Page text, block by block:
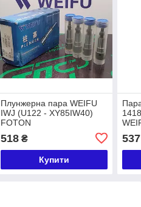
Плунжерна пара WEIFU
IWJ (U122 - XY85IW40)
FOTON
518₴
Купити
537